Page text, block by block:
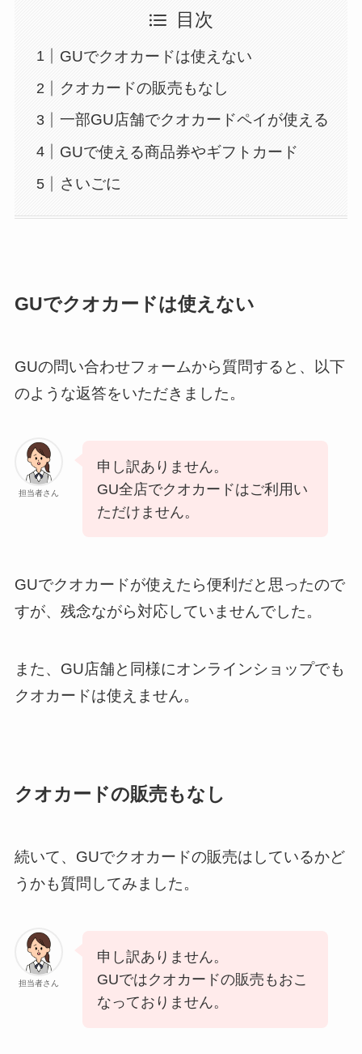
目次
GUでクオカードは使えない
クオカードの販売もなし
一部GU店舗でクオカードペイが使える
GUで使える商品券やギフトカード
さいごに
GUでクオカードは使えない
GUの問い合わせフォームから質問すると、以下
のような返答をいただきました。
担当者さん
申し訳ありません。
GU全店でクオカードはご利用い
ただけません。
GUでクオカードが使えたら便利だと思ったので
すが、残念ながら対応していませんでした。
また、GU店舗と同様にオンラインショップでも
クオカードは使えません。
クオカードの販売もなし
続いて、GUでクオカードの販売はしているかど
うかも質問してみました。
担当者さん
申し訳ありません。
GUではクオカードの販売もおこ
なっておりません。